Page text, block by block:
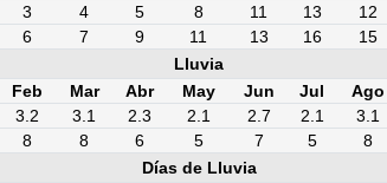
3 4 5 8 11 13 12
6 7 9 11 13 16 15
Lluvia
Feb Mar Abr May Jun Jul Ago
3.2 3.1 2.3 2.1 2.7 2.1 3.1
8 8 6 5 7 5 8
Días de Lluvia